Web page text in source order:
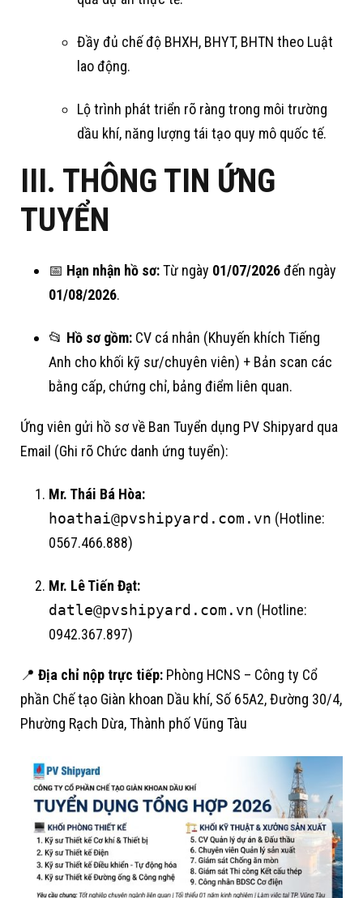
Đầy đủ chế độ BHXH, BHYT, BHTN theo Luật
lao động.
Lộ trình phát triển rõ ràng trong môi trường
dầu khí, năng lượng tái tạo quy mô quốc tế.
III. THÔNG TIN ỨNG
TUYỂN
📅 Hạn nhận hồ sơ:Từ ngày 01/07/2026đến ngày
01/08/2026.
📂 Hồ sơ gồm: CV cá nhân (Khuyến khích Tiếng
Anh cho khối kỹ sư/chuyên viên) + Bản scan các
bằng cấp, chứng chỉ, bảng điểm liên quan.
Ứng viên gửi hồ sơ về Ban Tuyển dụng PV Shipyard qua
Email (Ghi rõ Chức danh ứng tuyển):
Mr. Thái Bá Hòa:
hoathai@pvshipyard.com.vn (Hotline:
0567.466.888)
Mr. Lê Tiến Đạt:
datle@pvshipyard.com.vn (Hotline:
0942.367.897)
📍 Địa chỉ nộp trực tiếp: Phòng HCNS – Công ty Cổ
phần Chế tạo Giàn khoan Dầu khí, Số 65A2, Đường 30/4,
Phường Rạch Dừa, Thành phố Vũng Tàu